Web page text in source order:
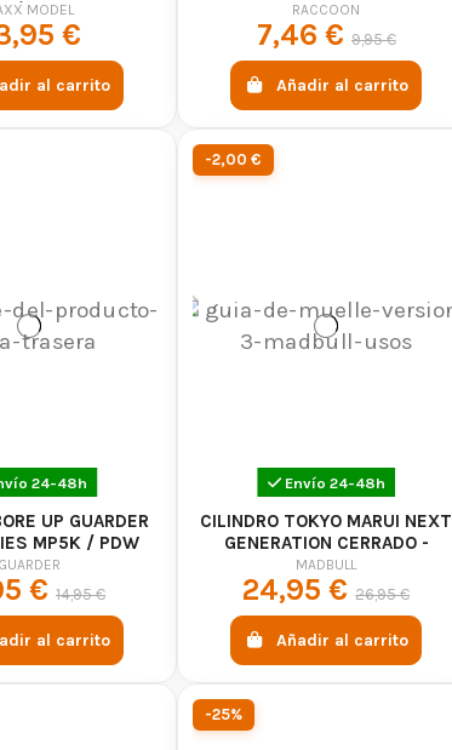
- MAXX MODEL
MODEL
€
al carrito
RACCOON
7,46 € 9,95 €
Añadir al carrito
24-48h
UP GUARDER
MP5K / PDW
GUARDER
€14,95 €
al carrito
-2,00 €
Envío 24-48h
CILINDRO TOKYO MARUI NEXT
GENERATION CERRADO -
MADBULL
MADBULL
24,95 €26,95 €
Añadir al carrito
-25%